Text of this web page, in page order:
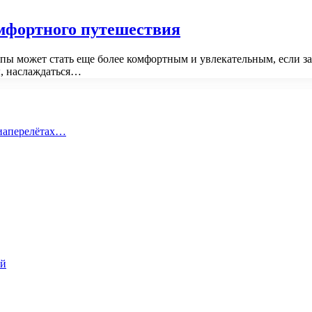
путешествия
может стать еще более комфортным и увлекательным, если
наслаждаться…